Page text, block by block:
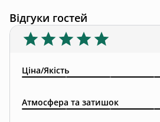
Відгуки гостей
Ціна/Якість
Атмосфера та затишок